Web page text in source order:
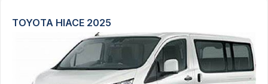
TOYOTA HIACE 2025